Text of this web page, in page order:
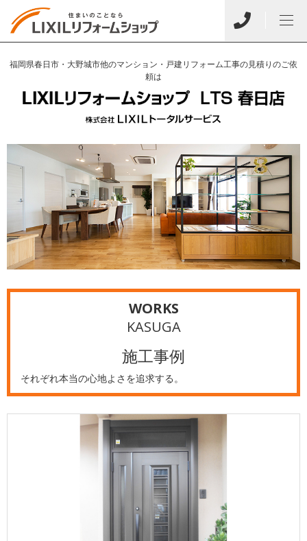
福岡県春日市・大野城市他のマンション・戸建リフォーム工事の見積りのご依
頼は
WORKS
KASUGA
施工事例
それぞれ本当の心地よさを追求する。